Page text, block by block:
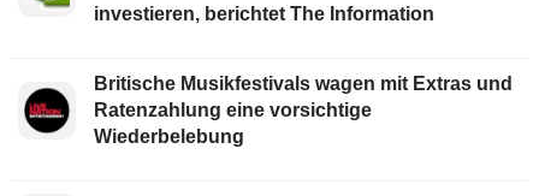
investieren, berichtet The Information
Britische Musikfestivals wagen mit Extras und
Ratenzahlung eine vorsichtige
Wiederbelebung